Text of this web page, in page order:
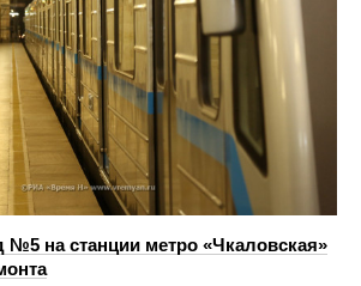
№5 на станции метро «Чкаловская»